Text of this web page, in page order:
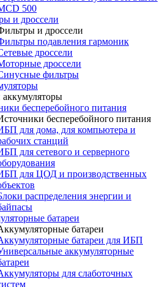
500
и дроссели
и дроссели
подавления гармоник
дроссели
дроссели
фильтры
бесперебойного питания
бесперебойного питания
для дома, для компьютера и
станций
для сетевого и серверного
для ЦОД и производственных
распределения энергии и
батареи
батареи
батареи для ИБП
аккумуляторные
для слаботочных